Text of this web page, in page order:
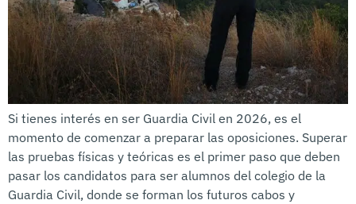
Si tienes interés en ser Guardia Civil en 2026, es el
momento de comenzar a preparar las oposiciones. Superar
las pruebas físicas y teóricas es el primer paso que deben
pasar los candidatos para ser alumnos del colegio de la
Guardia Civil, donde se forman los futuros cabos y